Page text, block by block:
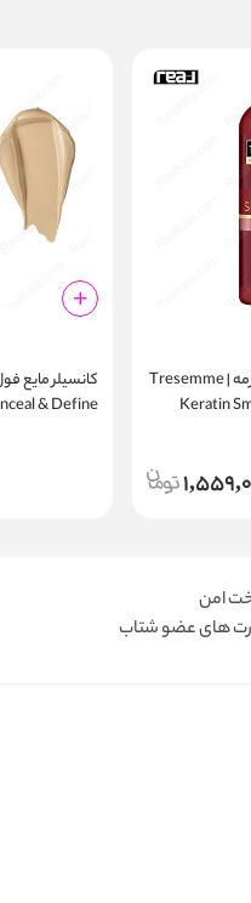
شامپو کراتین اسموت ترزمه | Tresemme
Keratin
کانسیلر مایع
& Define
امن
های عضو شتاب